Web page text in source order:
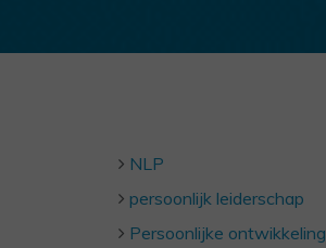
NLP
persoonlijk leiderschap
Persoonlijke ontwikkeling